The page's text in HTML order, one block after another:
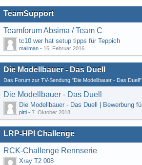
TeamSupport
Teamforum Absima / Team C
tc10 wer hat setup tipps für Teppich
mailman - 16. Februar 2016
Die Modellbauer - Das Duell
Das Forum zur TV-Sendung "Die Modellbauer - Das Duell"
Die Modellbauer - Das Duell
pitti - 7. Oktober 2018
LRP-HPI Challenge
RCK-Challenge Rennserie
Xray T2 008